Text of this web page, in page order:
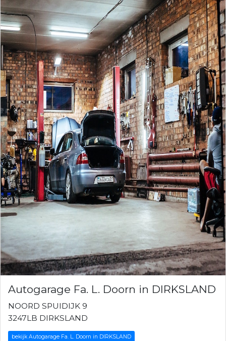
Autogarage Fa. L. Doorn in DIRKSLAND
NOORD SPUIDIJK 9
3247LB DIRKSLAND
bekijk Autogarage Fa. L. Doorn in DIRKSLAND